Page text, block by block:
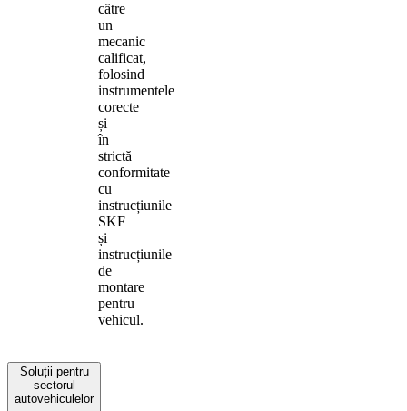
către
un
mecanic
calificat,
folosind
instrumentele
corecte
și
în
strictă
conformitate
cu
instrucțiunile
SKF
și
instrucțiunile
de
montare
pentru
vehicul.
Soluții pentru
sectorul
autovehiculelor